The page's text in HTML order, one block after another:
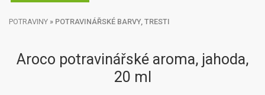
POTRAVINY » POTRAVINÁŘSKÉ BARVY, TRESTI
Aroco potravinářské aroma, jahoda,
20 ml